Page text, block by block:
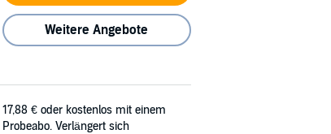
Weitere Angebote
17,88 € oder kostenlos mit einem
Probeabo. Verlängert sich